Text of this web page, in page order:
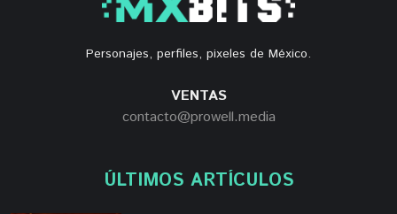
Personajes, perfiles, pixeles de México.
VENTAS
contacto@prowell.media
ÚLTIMOS ARTÍCULOS